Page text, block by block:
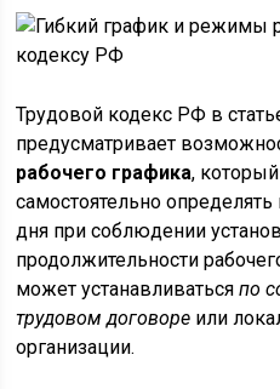
Трудовой кодекс РФ в
предусматривает
рабочего графика,
самостоятельно
дня при соблюдении
продолжительности
может устанавливатьсяпо
трудовом договоре или
организации.